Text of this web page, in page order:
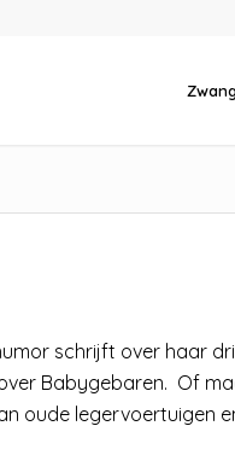
schrijft over haar
Babygebaren. Of
oude legervoertuigen